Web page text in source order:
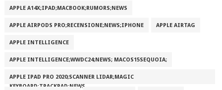
APPLE A14X;IPAD;MACBOOK;RUMORS;NEWS
APPLE AIRPODS PRO;RECENSIONE;NEWS;IPHONE APPLE AIRTAG
APPLE INTELLIGENCE
APPLE INTELLIGENCE;WWDC24;NEWS; MACOS15SEQUOIA;
APPLE IPAD PRO 2020;SCANNER LIDAR;MAGIC
KEYBOARD;TRACKPAD;NEWS